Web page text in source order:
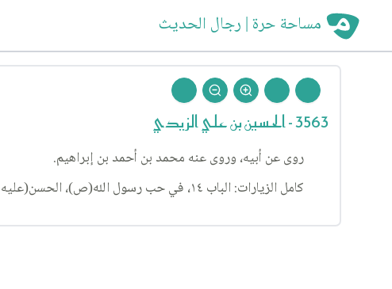
مساحة حرة | رجال الحديث
3563 - الحسين بن علي الزيدي
روى عن أبيه، وروى عنه محمد بن أحمد بن إبراهيم.
كامل الزيارات: الباب ١٤، في حب رسول الله(ص)، الحسن(عليه السلام)، والحسين(عليه السلام)، الحديث ٢.